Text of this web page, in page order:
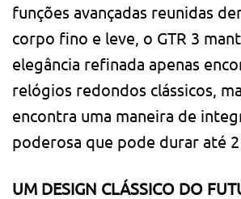
funções avançadas reunidas
corpo fino e leve, o GTR 3
elegância refinada apenas
relógios redondos clássicos,
encontra uma maneira de
poderosa que pode durar até
UM DESIGN CLÁSSICO DO